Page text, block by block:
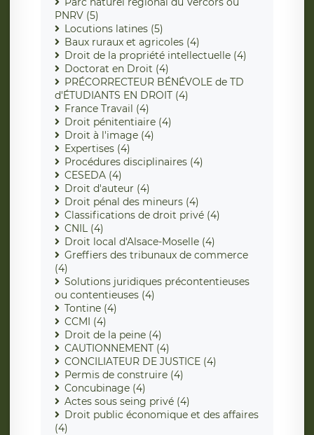
PNRV (5)
Locutions latines (5)
Baux ruraux et agricoles (4)
Droit de la propriété intellectuelle (4)
Doctorat en Droit (4)
PRÉCORRECTEUR BÉNÉVOLE de TD
d'ÉTUDIANTS EN DROIT (4)
France Travail (4)
Droit pénitentiaire (4)
Droit à l'image (4)
Expertises (4)
Procédures disciplinaires (4)
CESEDA (4)
Droit d'auteur (4)
Droit pénal des mineurs (4)
Classifications de droit privé (4)
CNIL (4)
Droit local d'Alsace-Moselle (4)
Greffiers des tribunaux de commerce
(4)
Solutions juridiques précontentieuses
ou contentieuses (4)
Tontine (4)
CCMI (4)
Droit de la peine (4)
CAUTIONNEMENT (4)
CONCILIATEUR DE JUSTICE (4)
Permis de construire (4)
Concubinage (4)
Actes sous seing privé (4)
Droit public économique et des affaires
(4)